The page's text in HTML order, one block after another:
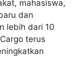
mahasiswa,
dan
lebih dari 10
terus